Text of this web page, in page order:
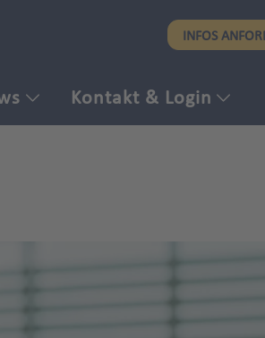
INFOS
Kontakt & Login